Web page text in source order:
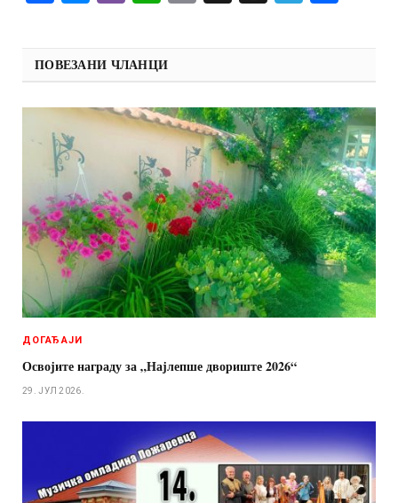
ПОВЕЗАНИ ЧЛАНЦИ
ДОГАЂАЈИ
Освојите награду за „Најлепше двориште 2026“
29. ЈУЛ 2026.